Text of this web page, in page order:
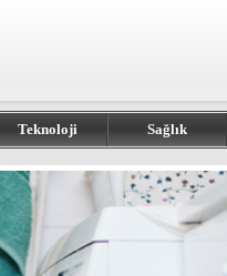
Teknoloji Sağlık